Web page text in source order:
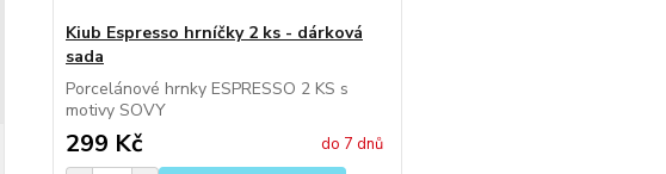
Kiub Espresso hrníčky 2 ks - dárková
sada
Porcelánové hrnky ESPRESSO 2 KS s
motivy SOVY
299 Kč do 7 dnů